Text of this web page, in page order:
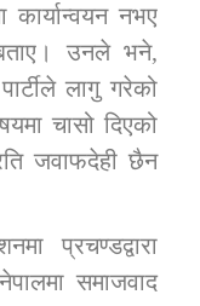
सूचना
कार्यान्वयन नभए
उनले भने,
लागु गरेको
चासो दिएको
जवाफदेही छैन
प्रचण्डद्वारा
समाजवाद